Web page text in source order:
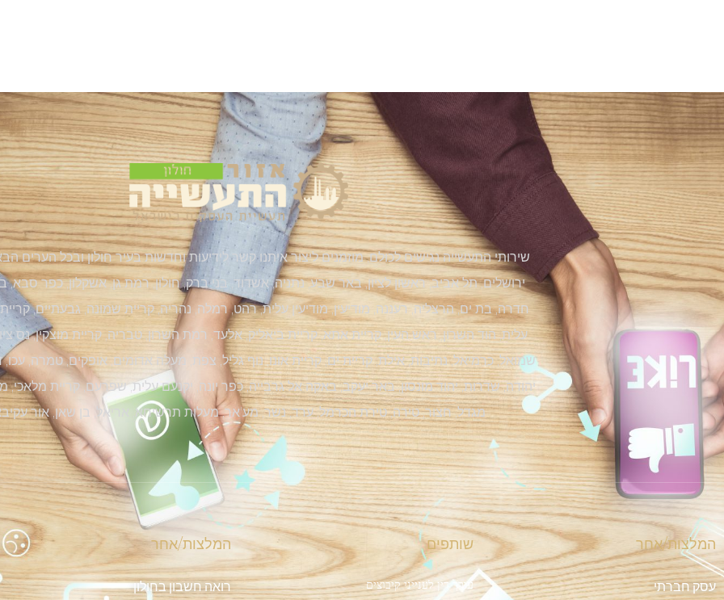
שירותי התעשייה נגישים לכולם, מוזמנים ליצור איתנו קשר לידיעות וחדשות בעיר חולון ובכל הערים
ירושלים, תל אביב, ראשון לציון, באר שבע, נתניה, אשדוד, בני ברק, חולון, רמת גן, אשקלון, כפר
חדרה, בת ים, הרצליה, רעננה, מודיעין, מודיעין עלית, רהט, רמלה, נהריה, קריית שמונה, גבעתיים,
עלית, הוד השרון, ראש העין, קריית אתא, קריית ביאליק, אלעד, רמת השרון, טבריה, קריית מוצקין, נס
שמואל, כרמיאל, נתיבות, אילת, קריית ים, קריית אונו, נוף גליל, צפת, מעלה אדומים, אופקים, טמרה, עכו,
יהודה, שדרות, יהוד מונסון, באר יעקב, באקה אל גרבייה, כפר יונה, יקנעם עלית, שפרעם, קריית מלאכי,
מגדל, חצור, טירה, טירת הכרמל, ערד, נשר, מע'אר, מעלות תרשיחא, אריאל, בן שאן, אור
המלצות/אחר
עסק חברתי
שותפים
עורך דין לענייני קיבוצים
המלצות/אחר
רואה חשבון בחולון